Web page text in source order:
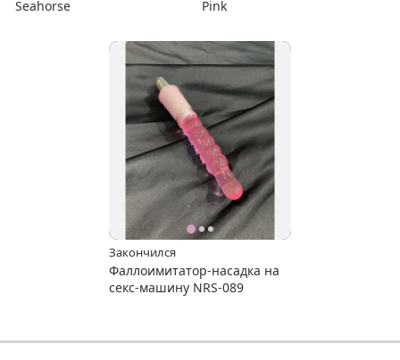
Seahorse
Pink
Закончился
Фаллоимитатор-насадка на
секс-машину NRS-089